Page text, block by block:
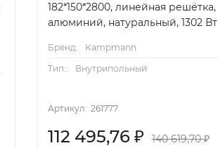
182*150*2800, линейная решётка,
алюминий, натуральный, 1302 Вт
Бренд:
Kampmann
Тип.:
Внутрипольный
Артикул: 261777
112 495,76 ₽ 140 619,70₽